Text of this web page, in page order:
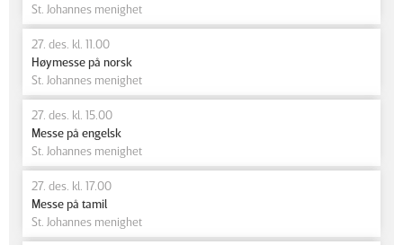
St. Johannes menighet
27. des. kl. 11.00
Høymesse på norsk
St. Johannes menighet
27. des. kl. 15.00
Messe på engelsk
St. Johannes menighet
27. des. kl. 17.00
Messe på tamil
St. Johannes menighet